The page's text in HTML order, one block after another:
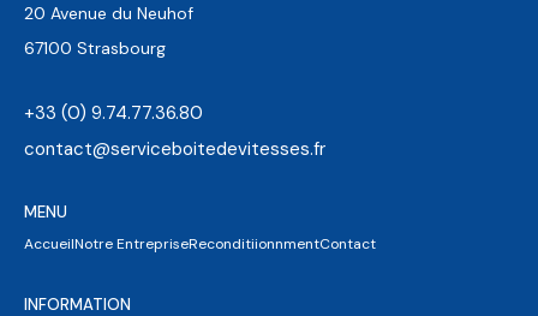
20 Avenue du Neuhof
67100 Strasbourg
+33 (0) 9.74.77.36.80
contact@serviceboitedevitesses.fr
MENU
AccueilNotre EntrepriseReconditiionnmentContact
INFORMATION